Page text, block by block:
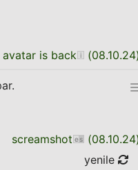
avatar is back (08.10.24
screamshot (08.10.24
yenile